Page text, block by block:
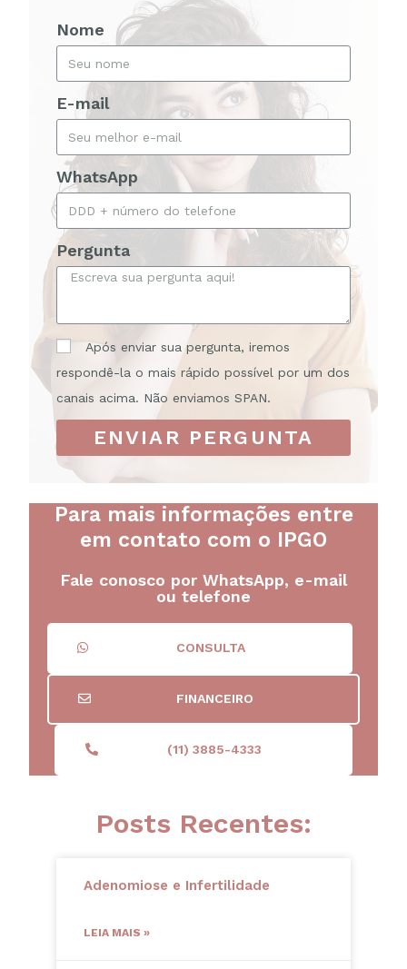
Nome
E-mail
WhatsApp
Pergunta
Após enviar sua pergunta, iremos
respondê-la o mais rápido possível por um dos
canais acima. Não enviamos SPAN.
ENVIAR PERGUNTA
Para mais informações entre
em contato com o IPGO
Fale conosco por WhatsApp, e-mail
ou telefone
CONSULTA
FINANCEIRO
(11) 3885-4333
Posts Recentes:
Adenomiose e Infertilidade
LEIA MAIS »